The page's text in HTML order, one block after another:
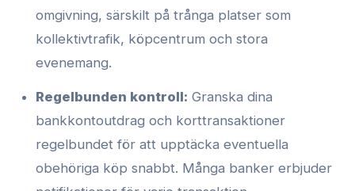
omgivning, särskilt på trånga platser som
kollektivtrafik, köpcentrum och stora
evenemang.
Regelbunden kontroll: Granska dina
bankkontoutdrag och korttransaktioner
regelbundet för att upptäcka eventuella
obehöriga köp snabbt. Många banker erbjuder